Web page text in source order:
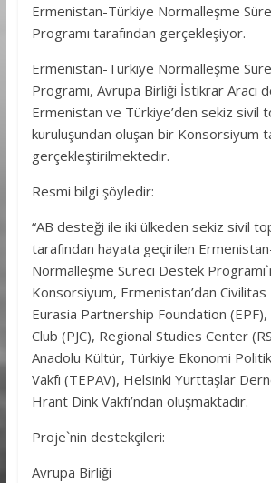
Ermenistan-Türkiye Normalleşme
Programı tarafından gerçekleşiyor.
Ermenistan-Türkiye Normalleşme
Programı, Avrupa Birliği İstikrar Aracı
Ermenistan ve Türkiye’den sekiz sivil
kuruluşundan oluşan bir Konsorsiyum
gerçekleştirilmektedir.
Resmi bilgi şöyledir:
“AB desteği ile iki ülkeden sekiz sivil
tarafından hayata geçirilen
Normalleşme Süreci Destek
Konsorsiyum, Ermenistan’dan Civilitas
Eurasia Partnership Foundation (EPF),
Club (PJC), Regional Studies Center
Anadolu Kültür, Türkiye Ekonomi
Vakfı (TEPAV), Helsinki Yurttaşlar
Hrant Dink Vakfı’ndan oluşmaktadır.
Proje`nin destekçileri:
Avrupa Birliği